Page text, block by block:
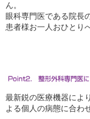
ん。
眼科専門医である院長
患者様お一人おひとり
最新鋭の医療機器によ
よる個人の病態に合わ